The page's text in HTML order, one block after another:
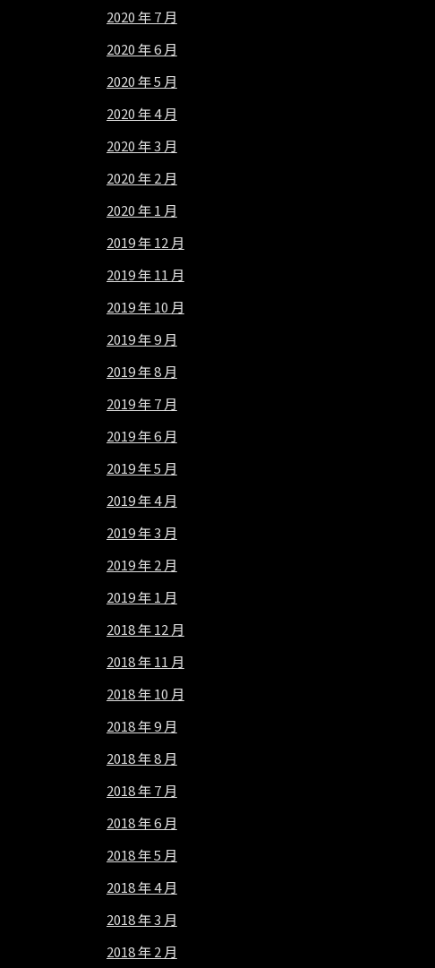
2020 年 7 月
2020 年 6 月
2020 年 5 月
2020 年 4 月
2020 年 3 月
2020 年 2 月
2020 年 1 月
2019 年 12 月
2019 年 11 月
2019 年 10 月
2019 年 9 月
2019 年 8 月
2019 年 7 月
2019 年 6 月
2019 年 5 月
2019 年 4 月
2019 年 3 月
2019 年 2 月
2019 年 1 月
2018 年 12 月
2018 年 11 月
2018 年 10 月
2018 年 9 月
2018 年 8 月
2018 年 7 月
2018 年 6 月
2018 年 5 月
2018 年 4 月
2018 年 3 月
2018 年 2 月